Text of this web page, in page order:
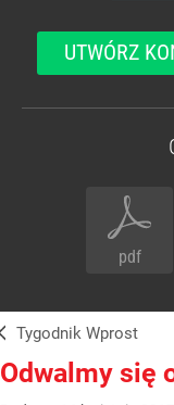
UTWÓRZ
pdf
Tygodnik Wprost
Odwalmy się